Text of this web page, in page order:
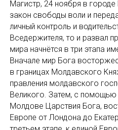
Магистр, 24 ноября в
закон свободы воли и
личный контроль и
Вседержителя, то и развал
мира начнётся в три этапа
Вначале мир Бога
в границах Молдавского
правления молдавского
Великого. Затем, с помощью
Молдове Царствия Бога,
Европе от Лондона до